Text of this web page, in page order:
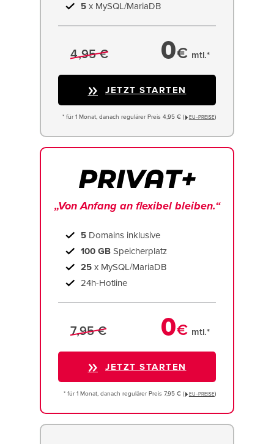
5 x MySQL/MariaDB
4,95 € 0€ mtl.*
JETZT STARTEN
* für 1 Monat, danach regulärer Preis 4,95 € ( EU−PREISE)
„Von Anfang an flexibel bleiben.“
5 Domains inklusive
100 GB Speicherplatz
25 x MySQL/MariaDB
24h-Hotline
7,95 € 0€ mtl.*
JETZT STARTEN
* für 1 Monat, danach regulärer Preis 7,95 € ( EU−PREISE)